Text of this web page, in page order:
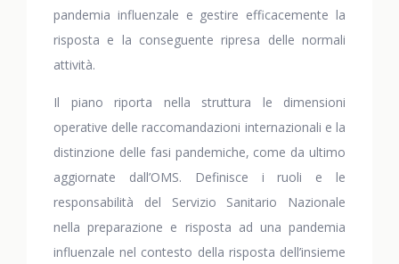
pandemia influenzale e gestire efficacemente la
risposta e la conseguente ripresa delle normali
attività.
Il piano riporta nella struttura le dimensioni
operative delle raccomandazioni internazionali e la
distinzione delle fasi pandemiche, come da ultimo
aggiornate dall’OMS. Definisce i ruoli e le
responsabilità del Servizio Sanitario Nazionale
nella preparazione e risposta ad una pandemia
influenzale nel contesto della risposta dell’insieme